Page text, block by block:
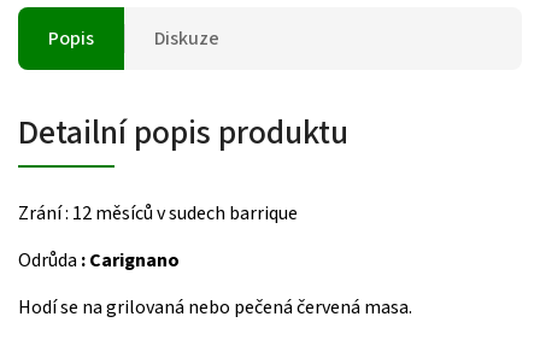
Popis Diskuze
Detailní popis produktu
Zrání : 12 měsíců v sudech barrique
Odrůda : Carignano
Hodí se na grilovaná nebo pečená červená masa.